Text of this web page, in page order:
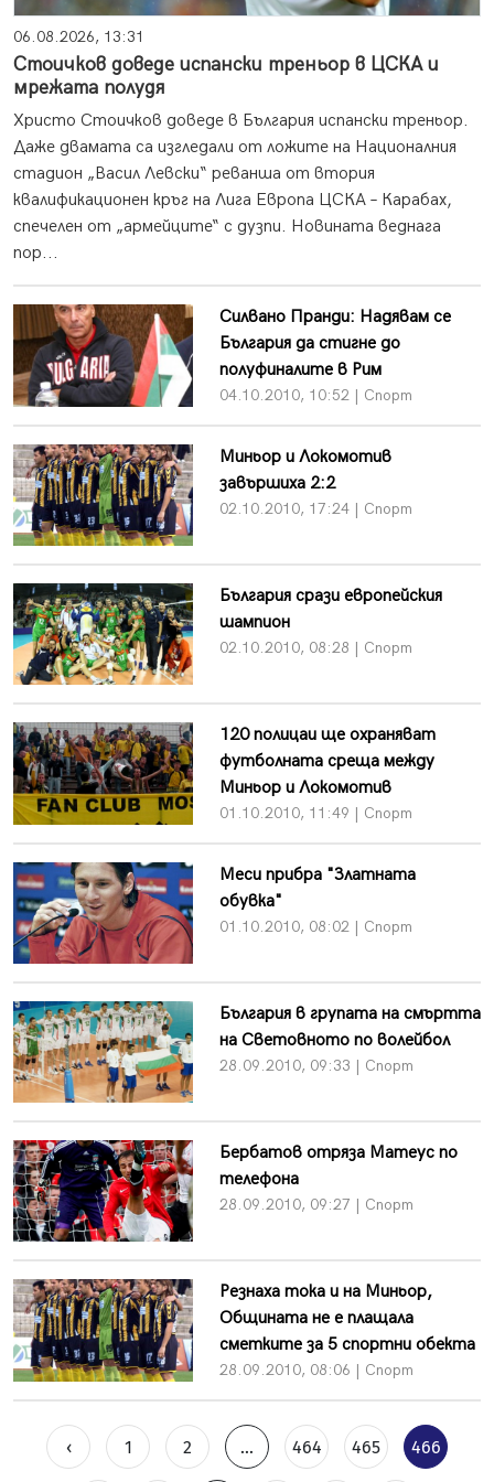
06.08.2026, 13:31
Стоичков доведе испански треньор в ЦСКА и
мрежата полудя
Христо Стоичков доведе в България испански треньор.
Даже двамата са изгледали от ложите на Националния
стадион „Васил Левски“ реванша от втория
квалификационен кръг на Лига Европа ЦСКА – Карабах,
спечелен от „армейците“ с дузпи. Новината веднага
пор...
Силвано Пранди: Надявам се
България да стигне до
полуфиналите в Рим
04.10.2010, 10:52 | Спорт
Миньор и Локомотив
завършиха 2:2
02.10.2010, 17:24 | Спорт
България срази европейския
шампион
02.10.2010, 08:28 | Спорт
120 полицаи ще охраняват
футболната среща между
Миньор и Локомотив
01.10.2010, 11:49 | Спорт
Меси прибра "Златната
обувка"
01.10.2010, 08:02 | Спорт
България в групата на смъртта
на Световното по волейбол
28.09.2010, 09:33 | Спорт
Бербатов отряза Матеус по
телефона
28.09.2010, 09:27 | Спорт
Резнаха тока и на Миньор,
Общината не е плащала
сметките за 5 спортни обекта
28.09.2010, 08:06 | Спорт
‹ 1 2 ... 464 465 466